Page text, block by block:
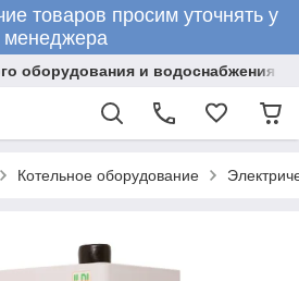
товаров просим уточнять у
менеджера
оборудования и водоснабжения
Котельное оборудование